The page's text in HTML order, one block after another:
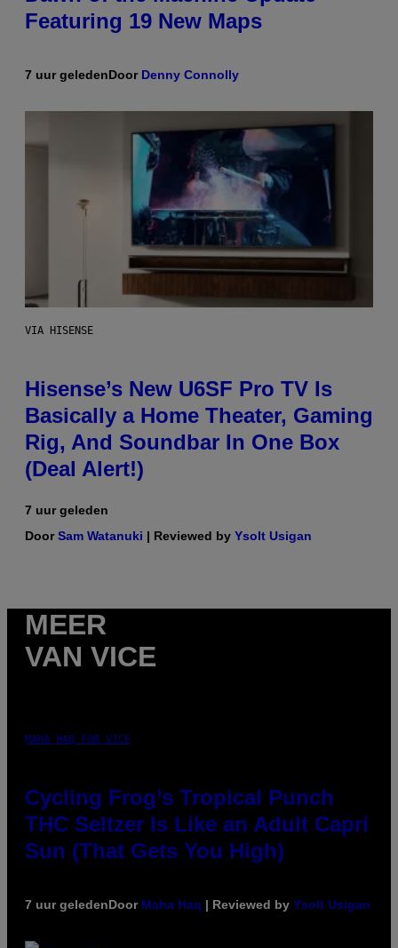
Featuring 19 New Maps
7 uur geledenDoor Denny Connolly
VIA HISENSE
Hisense’s New U6SF Pro TV Is
Basically a Home Theater, Gaming
Rig, And Soundbar In One Box
(Deal Alert!)
7 uur geleden
DoorSam Watanuki | Reviewed by Ysolt Usigan
MEER
VAN VICE
MAHA HAQ FOR VICE
Cycling Frog’s Tropical Punch
THC Seltzer Is Like an Adult Capri
Sun (That Gets You High)
7 uur geledenDoor Maha Haq | Reviewed by Ysolt Usigan